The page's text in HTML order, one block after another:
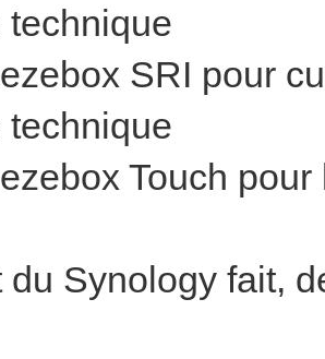
technique
SRI pour
technique
Touch
du Synology fait,